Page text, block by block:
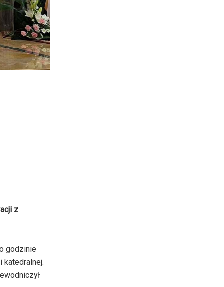
z
godzinie
katedralnej.